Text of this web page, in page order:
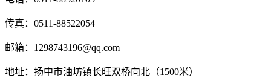
传真：0511-88522054
邮箱：1298743196@qq.com
地址：扬中市油坊镇长旺双桥向北（1500米）